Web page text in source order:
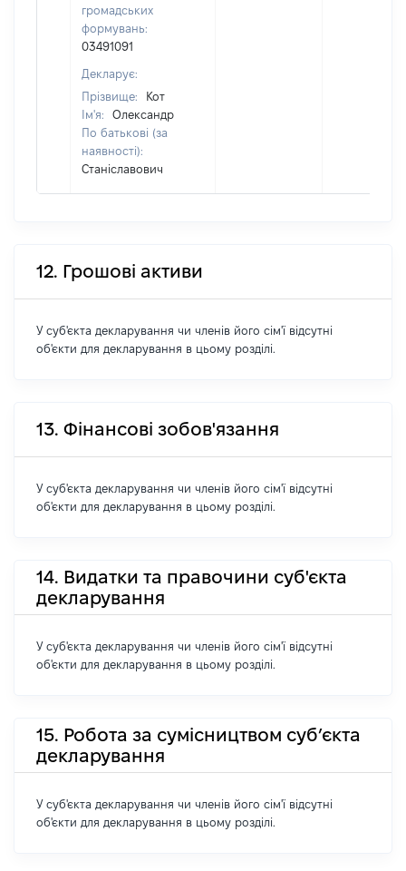
громадських
формувань:
03491091
Декларує:
Прізвище:
Кот
Ім'я:
Олександр
По батькові (за
наявності):
Станіславович
12. Грошові активи
У суб'єкта декларування чи членів його сім'ї відсутні
об'єкти для декларування в цьому розділі.
13. Фінансові зобов'язання
У суб'єкта декларування чи членів його сім'ї відсутні
об'єкти для декларування в цьому розділі.
14. Видатки та правочини суб'єкта
декларування
У суб'єкта декларування чи членів його сім'ї відсутні
об'єкти для декларування в цьому розділі.
15. Робота за сумісництвом суб’єкта
декларування
У суб'єкта декларування чи членів його сім'ї відсутні
об'єкти для декларування в цьому розділі.